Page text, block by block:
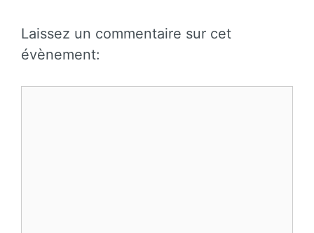
Laissez un commentaire sur cet
évènement: